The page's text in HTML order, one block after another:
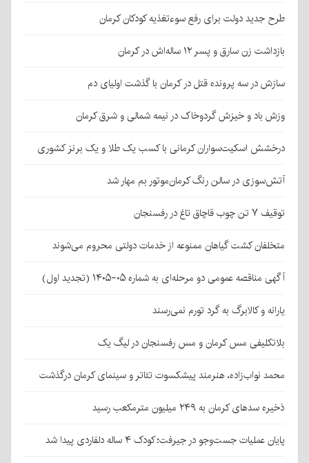
طرح جدید دولت برای رفع سوءتغذیه کودکان کرمان
بازداشت زن سارق و پسر ۱۲ ساله‌اش در کرمان
سازش در سه پرونده قتل در کرمان با گذشت اولیای دم
وزش باد و خیزش گردوخاک در نیمه شمالی و شرق کرمان
درخشش اسکیت‌سواران کرمانی با کسب یک طلا و یک برنز کشوری
آتش‌سوزی در سالن رنگ کرمان‌موتور بم مهار شد
توقیف ۷ تن چوب قاچاق تاغ در رفسنجان
متخلفان کشت گیاهان ممنوعه از خدمات دولتی محروم می‌شوند
آگهی مناقصه عمومی دو مرحله‌ای به شماره ۰۵-۱۴۰۵ (تجدید اول)
یارانه و کالابرگ به گرد تورم نمی‌رسند
بلاتکلیفی مس کرمان و مس رفسنجان در لیگ یک
محمد نواب‌زاده، هنرمند پیشکسوت تئاتر و سینمای کرمان درگذشت
ذخیره سدهای کرمان به ۲۴۹ میلیون مترمکعب رسید
پایان عملیات جست‌وجو در جیرفت؛ کودک ۴ ساله دلفاردی پیدا شد